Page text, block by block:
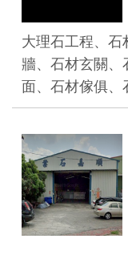
大理石工程、石
牆、石材玄關、
面、石材傢俱、